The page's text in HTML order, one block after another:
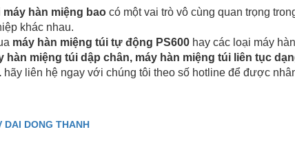
máy hàn miệng bao có một vai trò vô cùng quan trọng
khác nhau.
máy hàn miệng túi tự động PS600 hay các loại máy
hàn miệng túi dập chân, máy hàn miệng túi liên tục
hãy liên hệ ngay với chúng tôi theo số hotline để được
DAI DONG THANH